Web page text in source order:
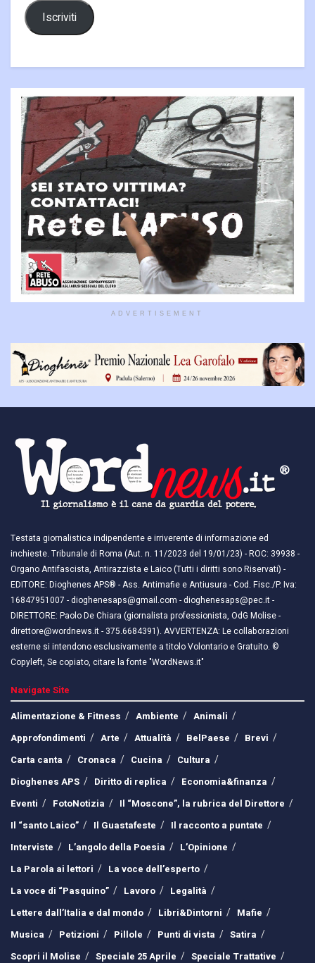
Iscriviti
ADVERTISEMENT
Testata giornalistica indipendente e irriverente di informazione ed
inchieste. Tribunale di Roma (Aut. n. 11/2023 del 19/01/23) - ROC: 39938 -
Organo Antifascista, Antirazzista e Laico (Tutti i diritti sono Riservati) -
EDITORE: Dioghenes APS® - Ass. Antimafie e Antiusura - Cod. Fisc./P. Iva:
16847951007 - dioghenesaps@gmail.com - dioghenesaps@pec.it - ​​
DIRETTORE: Paolo De Chiara (giornalista professionista, OdG Molise -
direttore@wordnews.it - ​​375.6684391). AVVERTENZA: Le collaborazioni
esterne si intendono esclusivamente a titolo Volontario e Gratuito. ©
Copyleft, Se copiato, citare la fonte "WordNews.it"
Navigate Site
Alimentazione & Fitness
Ambiente
Animali
Approfondimenti
Arte Attualità BelPaese
Brevi
Carta canta
Cronaca Cucina
Cultura
Dioghenes APS
Diritto di replica
Economia&finanza
Eventi
FotoNotizia
Il “Moscone”, la rubrica del Direttore
Il “santo Laico”
Il Guastafeste
Il racconto a puntate
Interviste
L’angolo della Poesia
L’Opinione
La Parola ai lettori
La voce dell’esperto
La voce di “Pasquino”
Lavoro
Legalità
Lettere dall’Italia e dal mondo
Libri&Dintorni
Mafie
Musica
Petizioni Pillole Punti di vista
Satira
Scopri il Molise
Speciale 25 Aprile Speciale Trattative